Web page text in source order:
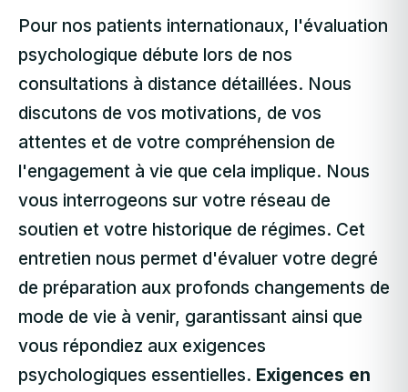
Pour nos patients internationaux, l'évaluation
psychologique débute lors de nos
consultations à distance détaillées. Nous
discutons de vos motivations, de vos
attentes et de votre compréhension de
l'engagement à vie que cela implique. Nous
vous interrogeons sur votre réseau de
soutien et votre historique de régimes. Cet
entretien nous permet d'évaluer votre degré
de préparation aux profonds changements de
mode de vie à venir, garantissant ainsi que
vous répondiez aux exigences
psychologiques essentielles. Exigences en